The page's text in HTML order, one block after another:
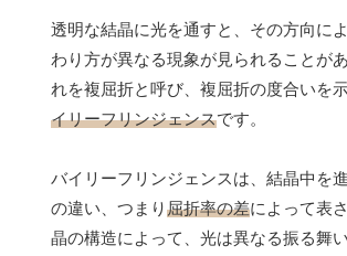
透明な結晶に光を通すと、その方向に
わり方が異なる現象が見られることが
れを複屈折と呼び、複屈折の度合いを
イリーフリンジェンスです。
バイリーフリンジェンスは、結晶中を
の違い、つまり屈折率の差によって表
晶の構造によって、光は異なる振る舞